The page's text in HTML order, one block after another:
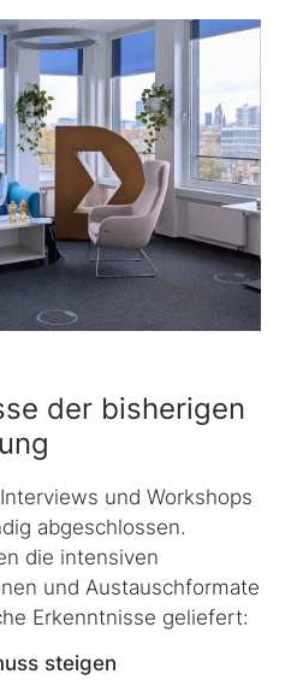
der bisherigen
und Workshops
abgeschlossen.
die intensiven
und Austauschformate
Erkenntnisse geliefert:
steigen